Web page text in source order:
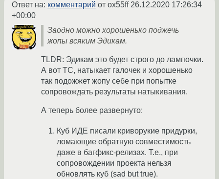
Ответ на: комментарий от ox55ff26.12.2020 17:26:34
+00:00
Заодно можно хорошенько поджечь
жопы всяким Эдикам.
TLDR: Эдикам это будет строго до лампочки.
А вот ТС, натыкает галочек и хорошенько
так подожжет жопу себе при попытке
сопровождать результаты натыкивания.
А теперь более развернуто:
Куб ИДЕ писали криворукие придурки,
ломающие обратную совместимость
даже в багфикс-релизах. Т.е., при
сопровождении проекта нельзя
обновлять куб (sad but true).